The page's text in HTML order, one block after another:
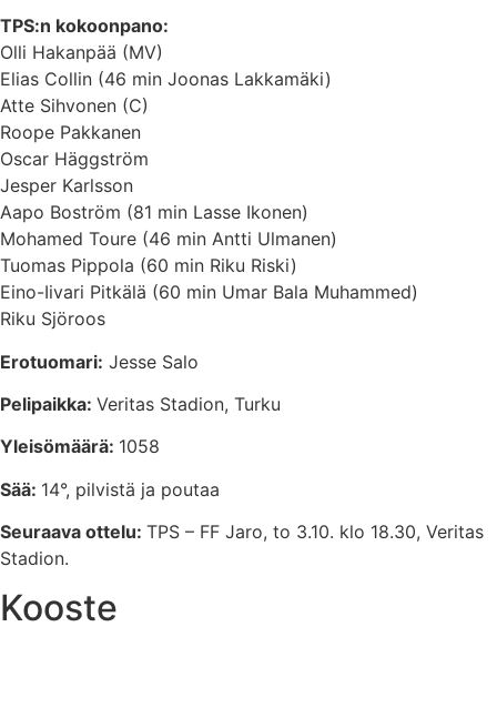
TPS:n kokoonpano:
Olli Hakanpää (MV)
Elias Collin (46 min Joonas Lakkamäki)
Atte Sihvonen (C)
Roope Pakkanen
Oscar Häggström
Jesper Karlsson
Aapo Boström (81 min Lasse Ikonen)
Mohamed Toure (46 min Antti Ulmanen)
Tuomas Pippola (60 min Riku Riski)
Eino-Iivari Pitkälä (60 min Umar Bala Muhammed)
Riku Sjöroos
Erotuomari: Jesse Salo
Pelipaikka: Veritas Stadion, Turku
Yleisömäärä: 1058
Sää: 14°, pilvistä ja poutaa
Seuraava ottelu: TPS – FF Jaro, to 3.10. klo 18.30, Veritas
Stadion.
Kooste